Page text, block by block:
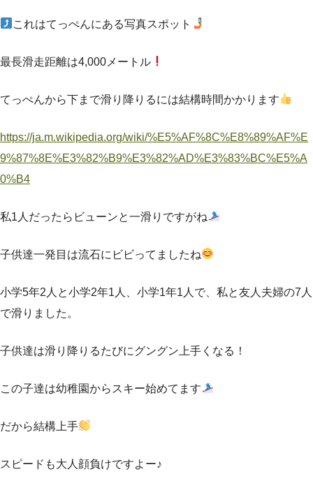
これはてっぺんにある写真スポット
最長滑走距離は4,000メートル
てっぺんから下まで滑り降りるには結構時間かかります
https://ja.m.wikipedia.org/wiki/%E5%AF%8C%E8%89%AF%E
9%87%8E%E3%82%B9%E3%82%AD%E3%83%BC%E5%A
0%B4
私1人だったらビューンと一滑りですがね
子供達一発目は流石にビビってましたね
小学5年2人と小学2年1人、小学1年1人で、私と友人夫婦の7人
で滑りました。
子供達は滑り降りるたびにグングン上手くなる！
この子達は幼稚園からスキー始めてます
だから結構上手
スピードも大人顔負けですよー♪